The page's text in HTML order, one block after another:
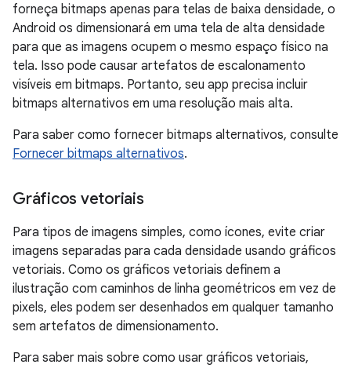
forneça bitmaps apenas para telas de baixa densidade, o
Android os dimensionará em uma tela de alta densidade
para que as imagens ocupem o mesmo espaço físico na
tela. Isso pode causar artefatos de escalonamento
visíveis em bitmaps. Portanto, seu app precisa incluir
bitmaps alternativos em uma resolução mais alta.
Para saber como fornecer bitmaps alternativos, consulte
Fornecer bitmaps alternativos.
Gráficos vetoriais
Para tipos de imagens simples, como ícones, evite criar
imagens separadas para cada densidade usando gráficos
vetoriais. Como os gráficos vetoriais definem a
ilustração com caminhos de linha geométricos em vez de
pixels, eles podem ser desenhados em qualquer tamanho
sem artefatos de dimensionamento.
Para saber mais sobre como usar gráficos vetoriais,